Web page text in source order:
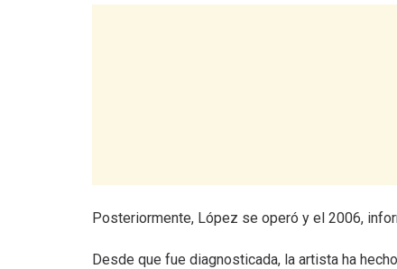
Posteriormente, López se operó y el 2006,
Desde que fue diagnosticada, la artista ha